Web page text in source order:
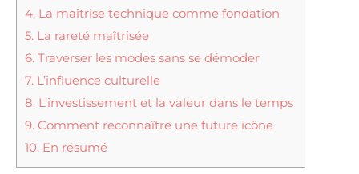
4. La maîtrise technique comme fondation
5. La rareté maîtrisée
6. Traverser les modes sans se démoder
7. L’influence culturelle
8. L’investissement et la valeur dans le temps
9. Comment reconnaître une future icône
10. En résumé